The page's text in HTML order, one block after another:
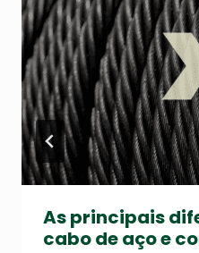
As principais
cabo de aço e